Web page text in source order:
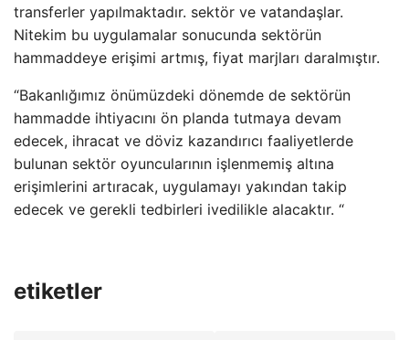
transferler yapılmaktadır. sektör ve vatandaşlar.
Nitekim bu uygulamalar sonucunda sektörün
hammaddeye erişimi artmış, fiyat marjları daralmıştır.
“Bakanlığımız önümüzdeki dönemde de sektörün
hammadde ihtiyacını ön planda tutmaya devam
edecek, ihracat ve döviz kazandırıcı faaliyetlerde
bulunan sektör oyuncularının işlenmemiş altına
erişimlerini artıracak, uygulamayı yakından takip
edecek ve gerekli tedbirleri ivedilikle alacaktır. “
etiketler